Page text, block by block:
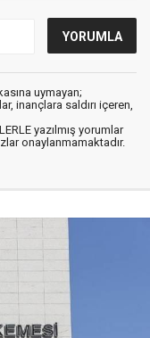
uymayan;
inançlara saldırı içeren,
yazılmış yorumlar
onaylanmamaktadır.